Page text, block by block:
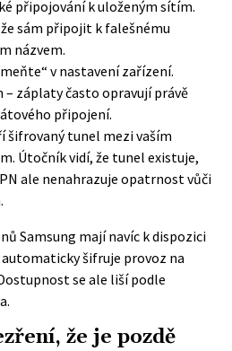
připojování k uloženým sítím.
sám připojit k falešnému
názvem.
v nastavení zařízení.
záplaty často opravují právě
připojení.
šifrovaný tunel mezi vaším
Útočník vidí, že tunel existuje,
ale nenahrazuje opatrnost vůči
Samsung mají navíc k dispozici
šifruje provoz na
se ale liší podle
že je pozdě